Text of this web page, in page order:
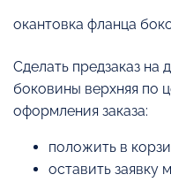
окантовка фланца
Cделать предзаказ на
боковины верхняя по
оформления заказа:
положить в
оставить заявку